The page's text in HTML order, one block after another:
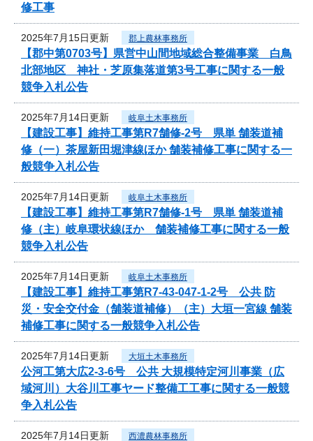
修工事
2025年7月15日更新 郡上農林事務所
【郡中第0703号】県営中山間地域総合整備事業 白鳥
北部地区 神社・芝原集落道第3号工事に関する一般
競争入札公告
2025年7月14日更新 岐阜土木事務所
【建設工事】維持工事第R7舗修-2号 県単 舗装道補
修（一）茶屋新田堀津線ほか 舗装補修工事に関する一
般競争入札公告
2025年7月14日更新 岐阜土木事務所
【建設工事】維持工事第R7舗修-1号 県単 舗装道補
修（主）岐阜環状線ほか 舗装補修工事に関する一般
競争入札公告
2025年7月14日更新 岐阜土木事務所
【建設工事】維持工事第R7-43-047-1-2号 公共 防
災・安全交付金（舗装道補修）（主）大垣一宮線 舗装
補修工事に関する一般競争入札公告
2025年7月14日更新 大垣土木事務所
公河工第大広2-3-6号 公共 大規模特定河川事業（広
域河川）大谷川工事ヤード整備工工事に関する一般競
争入札公告
2025年7月14日更新 西濃農林事務所